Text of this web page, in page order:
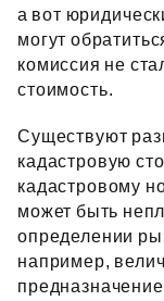
а вот
могут
комиссия не
стоимость.
Существуют
кадастровую
кадастровому
может быть
определении
например,